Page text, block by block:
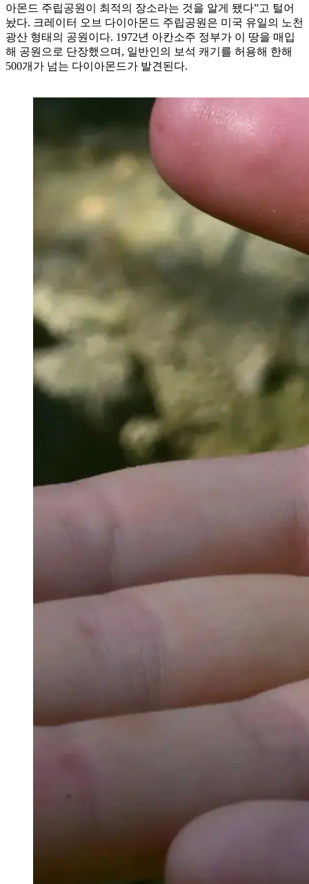
아몬드 주립공원이 최적의 장소라는 것을 알게 됐다”고 털어
놨다. 크레이터 오브 다이아몬드 주립공원은 미국 유일의 노천
광산 형태의 공원이다. 1972년 아칸소주 정부가 이 땅을 매입
해 공원으로 단장했으며, 일반인의 보석 캐기를 허용해 한해
500개가 넘는 다이아몬드가 발견된다.